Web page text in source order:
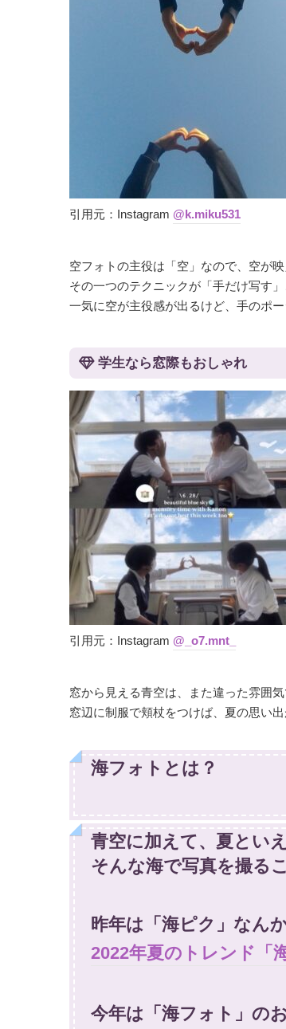
引用元：Instagram @k.miku531
空フォトの主役は「空」なので、空が
その一つのテクニックが「手だけ写す」
一気に空が主役感が出るけど、手のポ
学生なら窓際もおしゃれ
引用元：Instagram @_o7.mnt_
窓から見える青空は、また違った雰囲
窓辺に制服で頬杖をつけば、夏の思い出
海フォトとは？
青空に加えて、夏とい
そんな海で写真を撮る
昨年は「海ピク」なん
2022年夏のトレンド「
今年は「海フォト」の